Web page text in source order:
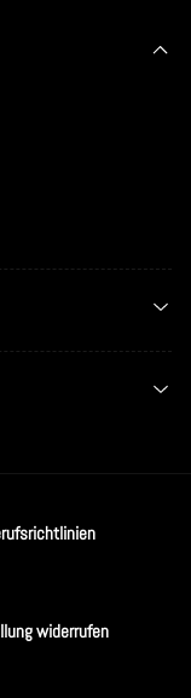
widerrufen